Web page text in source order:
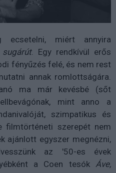
ecsetelni, miért annyira
sugárút. Egy rendkívül erős
fényűzés felé, és nem rest
annak romlottságára.
ma már kevésbé (sőt
mint anno a
szimpatikus és
filmtörténeti szerepét nem
ajánlott egyszer megnézni,
az '50-es évek
a Coen tesók Áve,